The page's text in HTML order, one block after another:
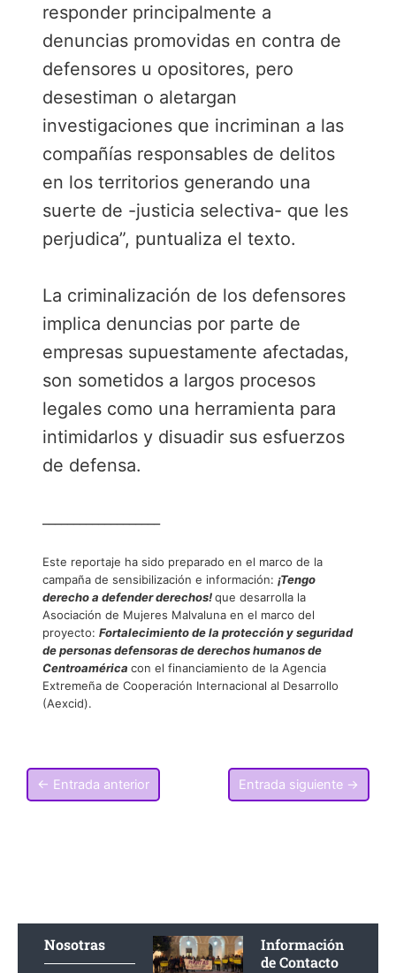
responder principalmente a
denuncias promovidas en contra de
defensores u opositores, pero
desestiman o aletargan
investigaciones que incriminan a las
compañías responsables de delitos
en los territorios generando una
suerte de -justicia selectiva- que les
perjudica”, puntualiza el texto.
La criminalización de los defensores
implica denuncias por parte de
empresas supuestamente afectadas,
son sometidos a largos procesos
legales como una herramienta para
intimidarlos y disuadir sus esfuerzos
de defensa.
Este reportaje ha sido preparado en el marco de la
campaña de sensibilización e información: ¡Tengo
derecho a defender derechos!que desarrolla la
Asociación de Mujeres Malvaluna en el marco del
proyecto: Fortalecimiento de la protección y seguridad
de personas defensoras de derechos humanos de
Centroamérica con el financiamiento de la Agencia
Extremeña de Cooperación Internacional al Desarrollo
(Aexcid).
← Entrada anterior Entrada siguiente →
Nosotras
Información
de Contacto